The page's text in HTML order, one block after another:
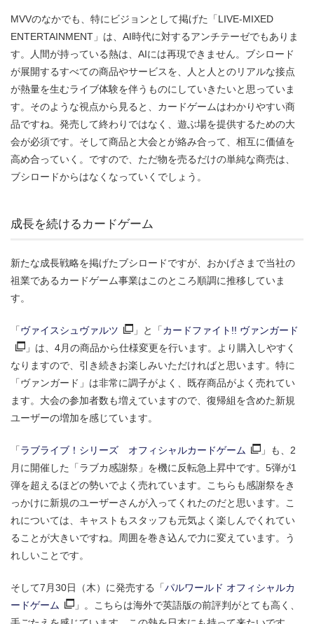
MVVのなかでも、特にビジョンとして掲げた「LIVE-MIXED
ENTERTAINMENT」は、AI時代に対するアンチテーゼでもありま
す。人間が持っている熱は、AIには再現できません。ブシロード
が展開するすべての商品やサービスを、人と人とのリアルな接点
が熱量を生むライブ体験を伴うものにしていきたいと思っていま
す。そのような視点から見ると、カードゲームはわかりやすい商
品ですね。発売して終わりではなく、遊ぶ場を提供するための大
会が必須です。そして商品と大会とが絡み合って、相互に価値を
高め合っていく。ですので、ただ物を売るだけの単純な商売は、
ブシロードからはなくなっていくでしょう。
成長を続けるカードゲーム
新たな成長戦略を掲げたブシロードですが、おかげさまで当社の
祖業であるカードゲーム事業はこのところ順調に推移していま
す。
「ヴァイスシュヴァルツ 」と「カードファイト!! ヴァンガード
」は、4月の商品から仕様変更を行います。より購入しやすく
なりますので、引き続きお楽しみいただければと思います。特に
「ヴァンガード」は非常に調子がよく、既存商品がよく売れてい
ます。大会の参加者数も増えていますので、復帰組を含めた新規
ユーザーの増加を感じています。
「ラブライブ！シリーズ オフィシャルカードゲーム
」も、2
月に開催した「ラブカ感謝祭」を機に反転急上昇中です。5弾が1
弾を超えるほどの勢いでよく売れています。こちらも感謝祭をき
っかけに新規のユーザーさんが入ってくれたのだと思います。こ
れについては、キャストもスタッフも元気よく楽しんでくれてい
ることが大きいですね。周囲を巻き込んで力に変えています。う
れしいことです。
そして7月30日（木）に発売する「パルワールド オフィシャルカ
ードゲーム
」。こちらは海外で英語版の前評判がとても高く、